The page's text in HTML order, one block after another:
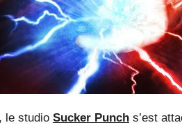
le studio Sucker Punch s’est